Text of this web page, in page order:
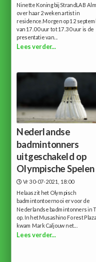
Ninette Koning bij StrandLAB
over haar 2 weken artist in
residence.Morgen op 12
van 17.00 uur tot 17.30 uur is de
presentatie van...
Lees verder...
Nederlandse
badmintonners
uitgeschakeld op
Olympische Spelen
Vr 30-07-2021, 18:00
Helaas zit het Olympisch
badmintontoernooi er voor de
Nederlandse badmintonners in
op. In het Musashino Forest Plaza
kwam Mark Caljouw net...
Lees verder...